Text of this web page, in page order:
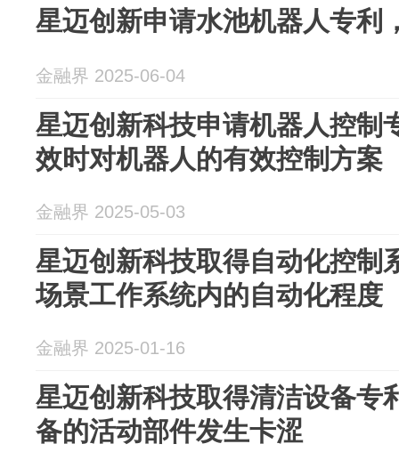
星迈创新申请水池机器人专利
金融界 2025-06-04
星迈创新科技申请机器人控制
效时对机器人的有效控制方案
金融界 2025-05-03
星迈创新科技取得自动化控制
场景工作系统内的自动化程度
金融界 2025-01-16
星迈创新科技取得清洁设备专
备的活动部件发生卡涩